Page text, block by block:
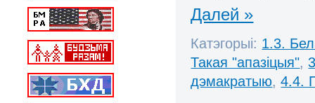
Далей »
Катэгорыі: 1.3.
Такая "апазіцыя",
дэмакратыю,4.4.